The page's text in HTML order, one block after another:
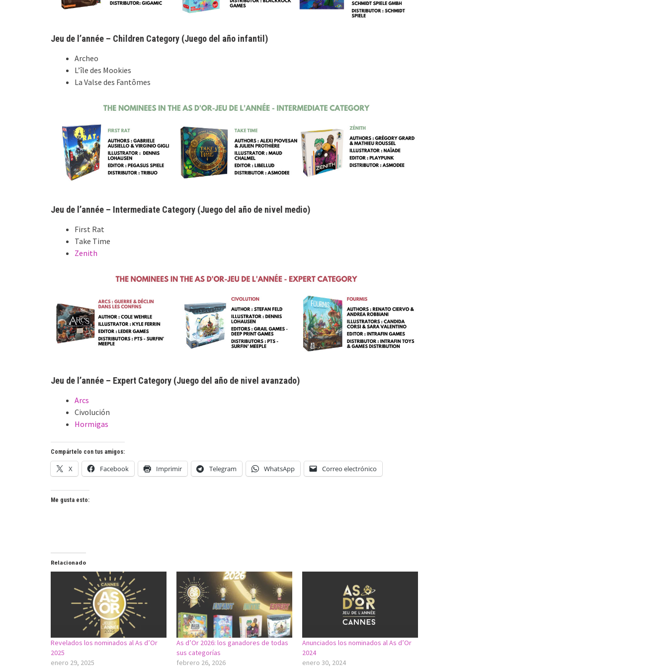
Jeu de l’année – Children Category (Juego del año infantil)
Archeo
L’île des Mookies
La Valse des Fantômes
Jeu de l’année – Intermediate Category (Juego del año de nivel medio)
First Rat
Take Time
Zenith
Jeu de l’année – Expert Category (Juego del año de nivel avanzado)
Arcs
Civolución
Hormigas
Compártelo con tus amigos:
X Facebook Imprimir Telegram WhatsApp Correo electrónico
Me gusta esto:
Relacionado
Revelados los nominados al As d’Or
2025
enero 29, 2025
As d’Or 2026: los ganadores de todas
sus categorías
febrero 26, 2026
Anunciados los nominados al As d’Or
2024
enero 30, 2024